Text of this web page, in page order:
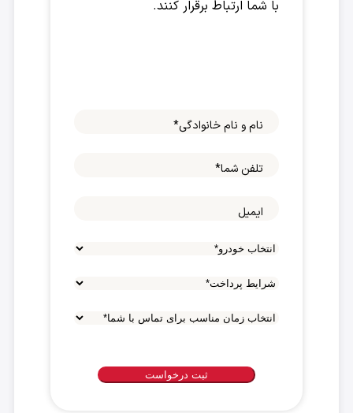
با شما ارتباط برقرار کنند.
نام و نام خانوادگی*
تلفن شما*
ایمیل
شرایط
پرداخت
انتخاب
مناسب
برای